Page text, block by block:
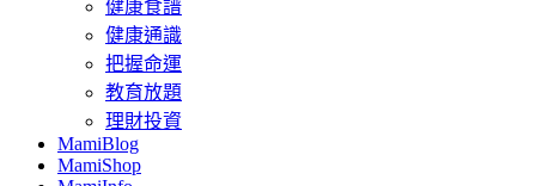
健康食譜
健康通識
把握命運
教育放題
理財投資
MamiBlog
MamiShop